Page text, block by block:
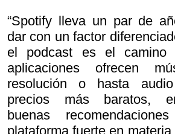
“Spotify lleva un par de
dar con un factor
el podcast es el camino
aplicaciones ofrecen
resolución o hasta
precios más baratos,
buenas
plataforma fuerte en